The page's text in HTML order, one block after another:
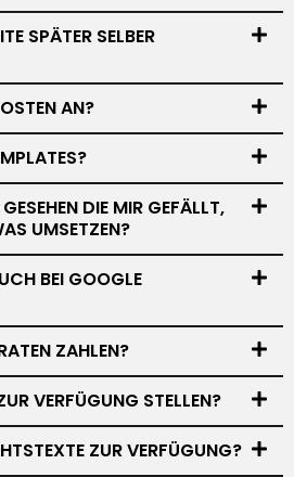
SPÄTER SELBER
AN?
DIE MIR GEFÄLLT,
UMSETZEN?
BEI GOOGLE
ZAHLEN?
VERFÜGUNG STELLEN?
ZUR VERFÜGUNG?